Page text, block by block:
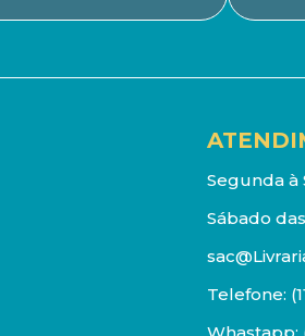
Segunda à
Sábado
Telefone:
Whastapp: